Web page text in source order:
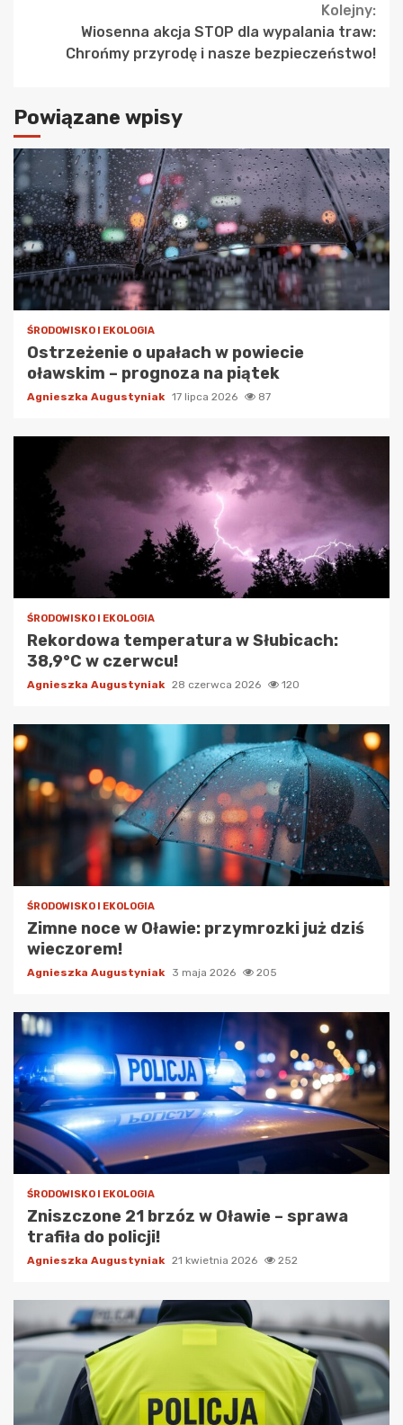
Kolejny:
Wiosenna akcja STOP dla wypalania traw:
Chrońmy przyrodę i nasze bezpieczeństwo!
Powiązane wpisy
ŚRODOWISKO I EKOLOGIA
Ostrzeżenie o upałach w powiecie
oławskim – prognoza na piątek
Agnieszka Augustyniak 17 lipca 2026 87
ŚRODOWISKO I EKOLOGIA
Rekordowa temperatura w Słubicach:
38,9°C w czerwcu!
Agnieszka Augustyniak 28 czerwca 2026 120
ŚRODOWISKO I EKOLOGIA
Zimne noce w Oławie: przymrozki już dziś
wieczorem!
Agnieszka Augustyniak 3 maja 2026 205
ŚRODOWISKO I EKOLOGIA
Zniszczone 21 brzóz w Oławie – sprawa
trafiła do policji!
Agnieszka Augustyniak 21 kwietnia 2026 252